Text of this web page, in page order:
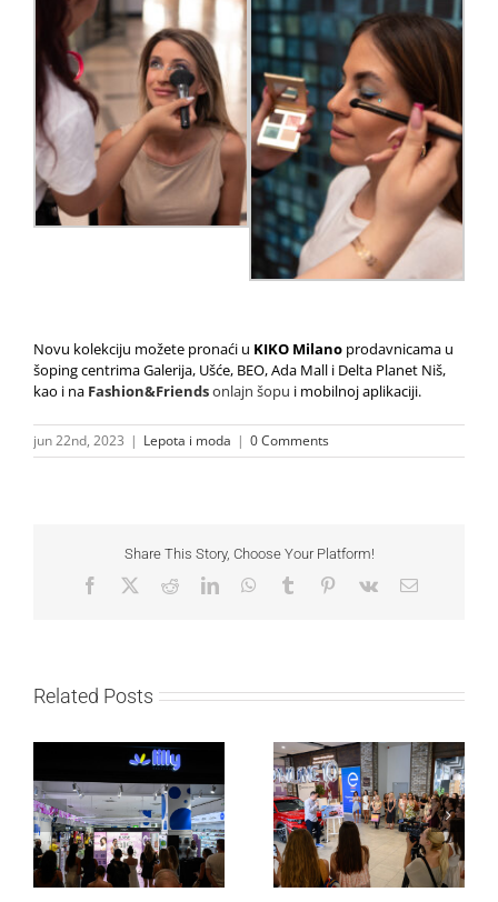
Novu kolekciju možete pronaći u KIKO Milano prodavnicama u
šoping centrima Galerija, Ušće, BEO, Ada Mall i Delta Planet Niš,
kao i na Fashion&Friendsonlajn šopu i mobilnoj aplikaciji.
jun 22nd, 2023 | Lepota i moda | 0 Comments
Share This Story, Choose Your Platform!
Facebook RedditLinkedInWhatsApp
Tumblr Pinterest
Vk Email
Related Posts
Lilly Drogerie i L’Oréal
Paris Elseve na
Festivalu nege kose
predstavili Collagen
Lifter liniju i popuste do
30 odsto
Lilly Drogerie proslavile
10. online rođendan,
uručile automobil
Citroën C3 i najavile
saradnju sa
šampionkom Andreom